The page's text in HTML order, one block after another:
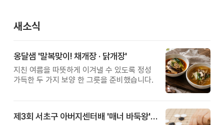
새소식
옹달샘 '말복맞이! 채개장 · 닭개장'
지친 여름을 따뜻하게 이겨낼 수 있도록 정성
가득한 두 가지 보양 한 그릇을 준비했습니다.
제3회 서초구 아버지센터배 '매너 바둑왕' 대회